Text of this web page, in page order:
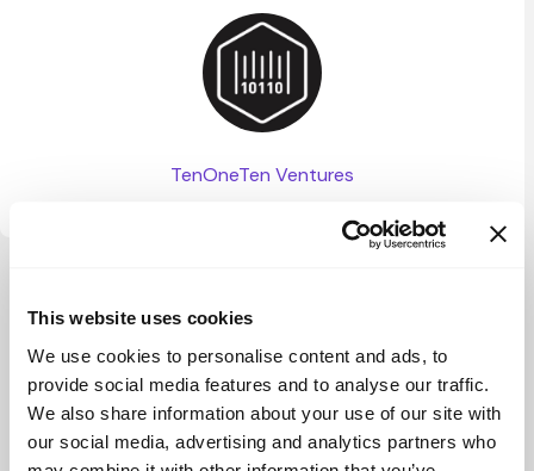
This website uses cookies
We use cookies to personalise content and ads, to
provide social media features and to analyse our traffic.
We also share information about your use of our site with
our social media, advertising and analytics partners who
TenOneTen Ventures